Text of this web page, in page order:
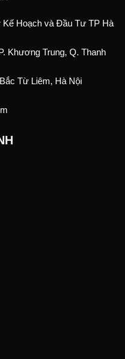
Kế Hoạch và Đầu Tư TP Hà
Khương Trung, Q. Thanh
Từ Liêm, Hà Nội